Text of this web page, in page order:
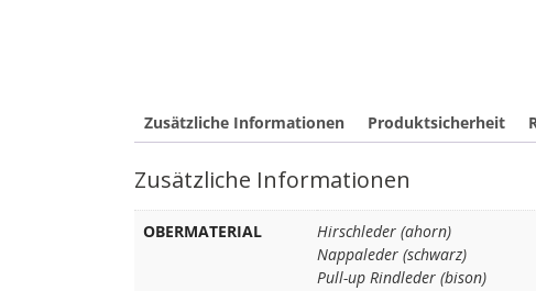
Zusätzliche Informationen Produktsicherheit
Zusätzliche Informationen
OBERMATERIAL
Hirschleder (ahorn)
Nappaleder (schwarz)
Pull-up Rindleder (bison)